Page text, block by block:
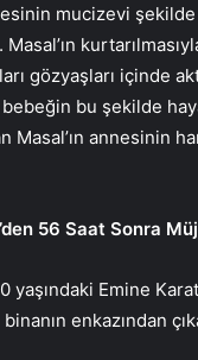
mucizevi şekilde
gözyaşları içinde
bu şekilde
Masal’ın annesinin
56 Saat Sonra
yaşındaki Emine
enkazından